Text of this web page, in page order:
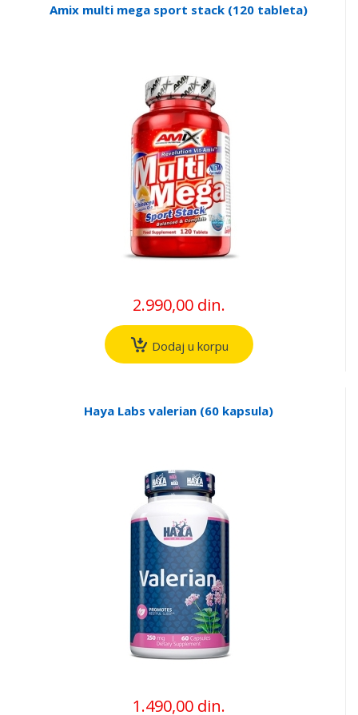
Amix multi mega sport stack (120 tableta)
2.990,00 din.
Dodaj u korpu
Haya Labs valerian (60 kapsula)
1.490,00 din.